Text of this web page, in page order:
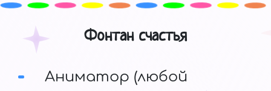
Фонтан счастья
Аниматор (любой